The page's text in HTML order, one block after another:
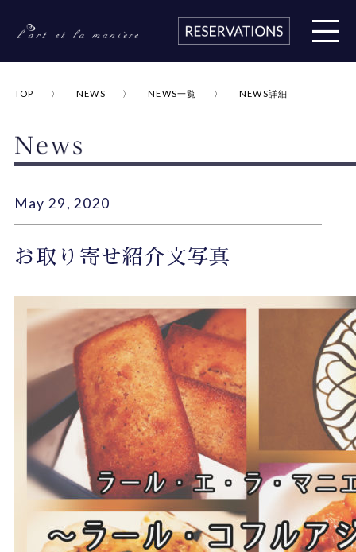
TOP NEWS NEWS一覧 NEWS詳細
May 29, 2020
お取り寄せ紹介文写真